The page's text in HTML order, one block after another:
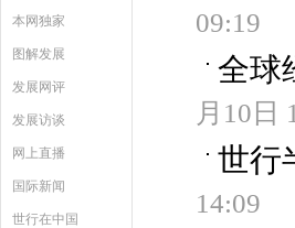
本网独家
图解发展
发展网评
发展访谈
网上直播
国际新闻
世行在中国
09:19
全球
月10日
世行
14:09